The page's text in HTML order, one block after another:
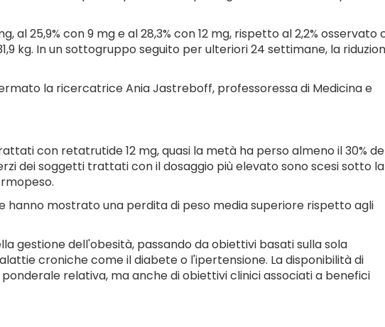
25,9% con 9 mg e al 28,3% con 12 mg, rispetto al 2,2% osservato
kg. In un sottogruppo seguito per ulteriori 24 settimane, la
la ricercatrice Ania Jastreboff, professoressa di Medicina e
con retatrutide 12 mg, quasi la metà ha perso almeno il 30%
dei soggetti trattati con il dosaggio più elevato sono scesi sotto la
mostrato una perdita di peso media superiore rispetto agli
gestione dell'obesità, passando da obiettivi basati sulla sola
croniche come il diabete o l'ipertensione. La disponibilità di
relativa, ma anche di obiettivi clinici associati a benefici